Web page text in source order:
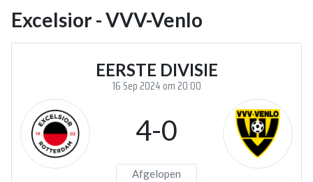
Excelsior - VVV-Venlo
EERSTE DIVISIE
16 Sep 2024 om 20:00
4-0
Afgelopen